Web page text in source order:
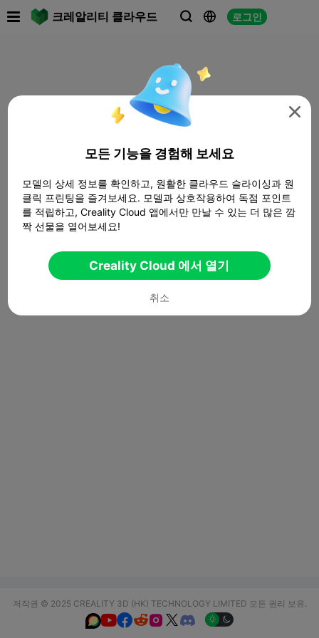
크레알리티 클라우드   로그인
저작권 © 2025 CREALITY 3D (HK) TECHNOLOGY LIMITED 모든 권리 보유.
  

모든 기능을 경험해 보세요
모델의 상세 정보를 확인하고, 원활한 클라우드 슬라이싱과 원
클릭 프린팅을 즐겨보세요. 모델과 상호작용하여 독점 포인트
를 적립하고, Creality Cloud 앱에서만 만날 수 있는 더 많은 깜
짝 선물을 열어보세요!
Creality Cloud 에서 열기
취소